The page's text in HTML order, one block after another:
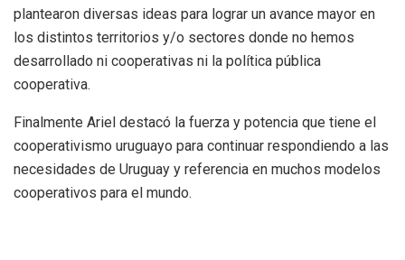
plantearon diversas ideas para lograr un avance mayor en
los distintos territorios y/o sectores donde no hemos
desarrollado ni cooperativas ni la política pública
cooperativa.
Finalmente Ariel destacó la fuerza y potencia que tiene el
cooperativismo uruguayo para continuar respondiendo a las
necesidades de Uruguay y referencia en muchos modelos
cooperativos para el mundo.